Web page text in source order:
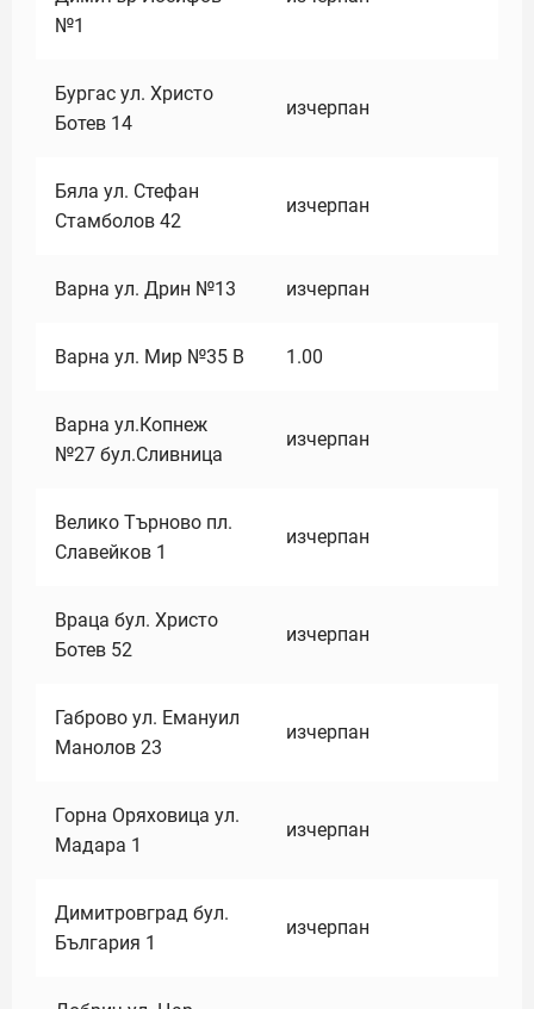
№1
Бургас ул. Христо
Ботев 14
изчерпан
Бяла ул. Стефан
Стамболов 42
изчерпан
Варна ул. Дрин №13 изчерпан
Варна ул. Мир №35 В 1.00
Варна ул.Копнеж
№27 бул.Сливница
изчерпан
Велико Търново пл.
Славейков 1
изчерпан
Враца бул. Христо
Ботев 52
изчерпан
Габрово ул. Емануил
Манолов 23
изчерпан
Горна Оряховица ул.
Мадара 1
изчерпан
Димитровград бул.
България 1
изчерпан